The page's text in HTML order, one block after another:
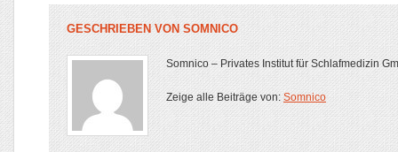
GESCHRIEBEN VONSOMNICO
Somnico – Privates Institut für Schlafmedizin
Zeige alle Beiträge von: Somnico